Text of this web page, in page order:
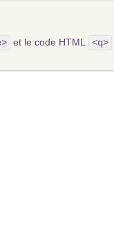
et le code HTML <q>